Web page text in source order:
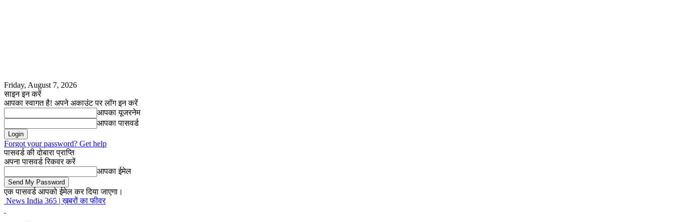
Friday, August 7, 2026
साइन इन करें
आपका स्वागत है! अपने अकाउंट पर लॉग इन करें
आपका यूजरनेम
आपका पासवर्ड
Forgot your password? Get help
पासवर्ड की दोबारा प्राप्ति
अपना पासवर्ड रिकवर करें
आपका ईमेल
एक पासवर्ड आपको ईमेल कर दिया जाएगा।
News India 365 | ख़बरों का फीवर